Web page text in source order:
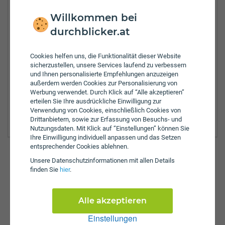
Willkommen bei
durchblicker.at
Cookies helfen uns, die Funktionalität dieser Website
sicherzustellen, unsere Services laufend zu verbessern
und Ihnen personalisierte Empfehlungen anzuzeigen
außerdem werden Cookies zur Personalisierung von
Werbung verwendet. Durch Klick auf “Alle akzeptieren”
erteilen Sie Ihre ausdrückliche Einwilligung zur
Verwendung von Cookies, einschließlich Cookies von
Drittanbietern, sowie zur Erfassung von Besuchs- und
Nutzungsdaten. Mit Klick auf “Einstellungen” können Sie
Ihre Einwilligung individuell anpassen und das Setzen
entsprechender Cookies ablehnen.
Unsere Daten­schutz­informationen mit allen Details
finden Sie hier.
Einstellungen
Alle akzeptieren
Fax:+43-4782-29884
Öffnungszeiten:
8:00 - 14:00 Uhr
8:00 - 14:00 Uhr
8:00 - 14:00 Uhr
8:00 - 14:00 Uhr
Zulassungsbezirke:
Spittal an der Drau
Günstig versichern & anmelden
So einfach funktioniert's auf durchblicker.at:
KFZ-Zulassung Versicherungswechsel